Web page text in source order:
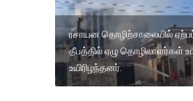
ரசாயன தொழிற்சாலையில்
தீபத்தில் ஏழு தொழிலாளர்கள்
உயிரிழந்தனர்.